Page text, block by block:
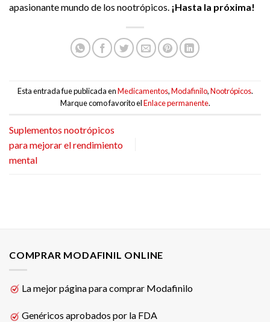
apasionante mundo de los nootrópicos. ¡Hasta la próxima!
Esta entrada fue publicada enMedicamentos,Modafinilo,Nootrópicos.
Marque como favorito elEnlace permanente.
Suplementos nootrópicos
para mejorar el rendimiento
mental
COMPRAR MODAFINIL ONLINE
La mejor página para comprar Modafinilo
Genéricos aprobados por la FDA